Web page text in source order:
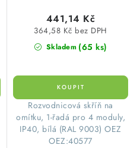
Skladem (65 ks)
364,58 Kč bez DPH
441,14 Kč
​Rozvodnicová skříň na
omítku, 1-řadá pro 4 moduly,
IP40, bílá (RAL 9003) OEZ
OEZ:40577